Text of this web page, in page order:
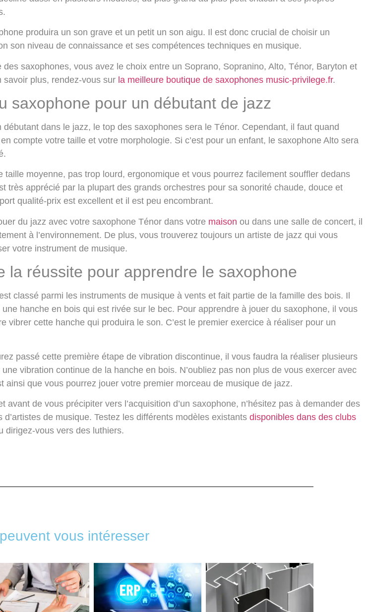
produira un son grave et un petit un son aigu. Il est donc crucial de choisir un
son niveau de connaissance et ses compétences techniques en musique.
des saxophones, vous avez le choix entre un Soprano, Sopranino, Alto, Ténor, Baryton et
savoir plus, rendez-vous sur la meilleure boutique de saxophones music-privilege.fr.
saxophone pour un débutant de jazz
débutant dans le jazz, le top des saxophones sera le Ténor. Cependant, il faut quand
compte votre taille et votre morphologie. Si c’est pour un enfant, le saxophone Alto sera
taille moyenne, pas trop lourd, ergonomique et vous pourrez facilement souffler dedans
très apprécié par la plupart des grands orchestres pour sa sonorité chaude, douce et
qualité-prix est excellent et il est peu encombrant.
du jazz avec votre saxophone Ténor dans votre maison ou dans une salle de concert, il
à l’environnement. De plus, vous trouverez toujours un artiste de jazz qui vous
votre instrument de musique.
la réussite pour apprendre le saxophone
classé parmi les instruments de musique à vents et fait partie de la famille des bois. Il
hanche en bois qui est rivée sur le bec. Pour apprendre à jouer du saxophone, il vous
vibrer cette hanche qui produira le son. C’est le premier exercice à réaliser pour un
passé cette première étape de vibration discontinue, il vous faudra la réaliser plusieurs
une vibration continue de la hanche en bois. N’oubliez pas non plus de vous exercer avec
ainsi que vous pourrez jouer votre premier morceau de musique de jazz.
avant de vous précipiter vers l’acquisition d’un saxophone, n’hésitez pas à demander des
d’artistes de musique. Testez les différents modèles existantsdisponibles dans des clubs
dirigez-vous vers des luthiers.
vous intéresser